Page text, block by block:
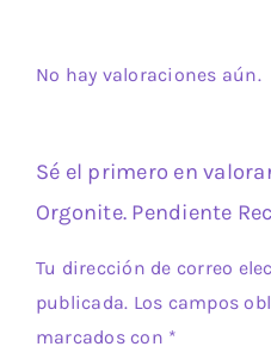
No hay valoraciones aún.
Sé el primero en
Orgonite. Pendiente
Tu dirección de correo
publicada. Los campos
marcados con *